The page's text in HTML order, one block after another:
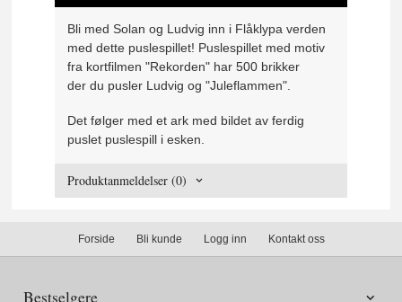
Bli med Solan og Ludvig inn i Flåklypa verden
med dette puslespillet! Puslespillet med motiv
fra kortfilmen "Rekorden" har 500 brikker
der du pusler Ludvig og "Juleflammen".
Det følger med et ark med bildet av ferdig
puslet puslespill i esken.
Produktanmeldelser (0)
Forside Bli kunde Logg inn Kontakt oss
Bestselgere